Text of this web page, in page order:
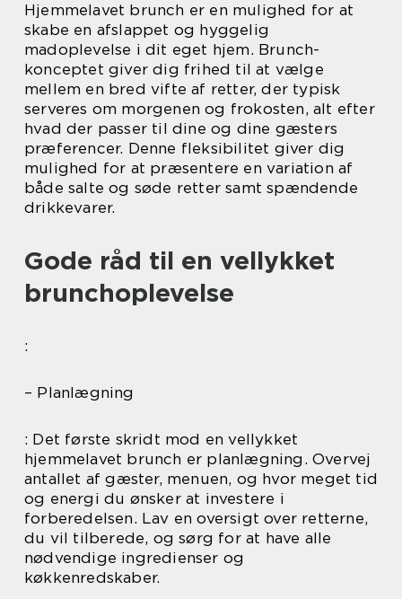
Hjemmelavet brunch er en mulighed for at
skabe en afslappet og hyggelig
madoplevelse i dit eget hjem. Brunch-
konceptet giver dig frihed til at vælge
mellem en bred vifte af retter, der typisk
serveres om morgenen og frokosten, alt efter
hvad der passer til dine og dine gæsters
præferencer. Denne fleksibilitet giver dig
mulighed for at præsentere en variation af
både salte og søde retter samt spændende
drikkevarer.
Gode råd til en vellykket
brunchoplevelse
:
– Planlægning
: Det første skridt mod en vellykket
hjemmelavet brunch er planlægning. Overvej
antallet af gæster, menuen, og hvor meget tid
og energi du ønsker at investere i
forberedelsen. Lav en oversigt over retterne,
du vil tilberede, og sørg for at have alle
nødvendige ingredienser og
køkkenredskaber.